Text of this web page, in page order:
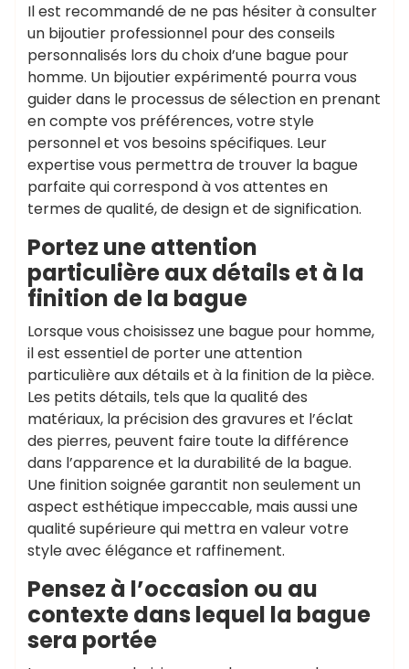
Il est recommandé de ne pas hésiter à consulter
un bijoutier professionnel pour des conseils
personnalisés lors du choix d’une bague pour
homme. Un bijoutier expérimenté pourra vous
guider dans le processus de sélection en prenant
en compte vos préférences, votre style
personnel et vos besoins spécifiques. Leur
expertise vous permettra de trouver la bague
parfaite qui correspond à vos attentes en
termes de qualité, de design et de signification.
Portez une attention
particulière aux détails et à la
finition de la bague
Lorsque vous choisissez une bague pour homme,
il est essentiel de porter une attention
particulière aux détails et à la finition de la pièce.
Les petits détails, tels que la qualité des
matériaux, la précision des gravures et l’éclat
des pierres, peuvent faire toute la différence
dans l’apparence et la durabilité de la bague.
Une finition soignée garantit non seulement un
aspect esthétique impeccable, mais aussi une
qualité supérieure qui mettra en valeur votre
style avec élégance et raffinement.
Pensez à l’occasion ou au
contexte dans lequel la bague
sera portée